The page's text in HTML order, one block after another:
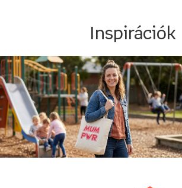
Inspirációk